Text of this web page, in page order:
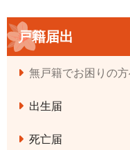
戸籍届出
無戸籍でお困りの
出生届
死亡届